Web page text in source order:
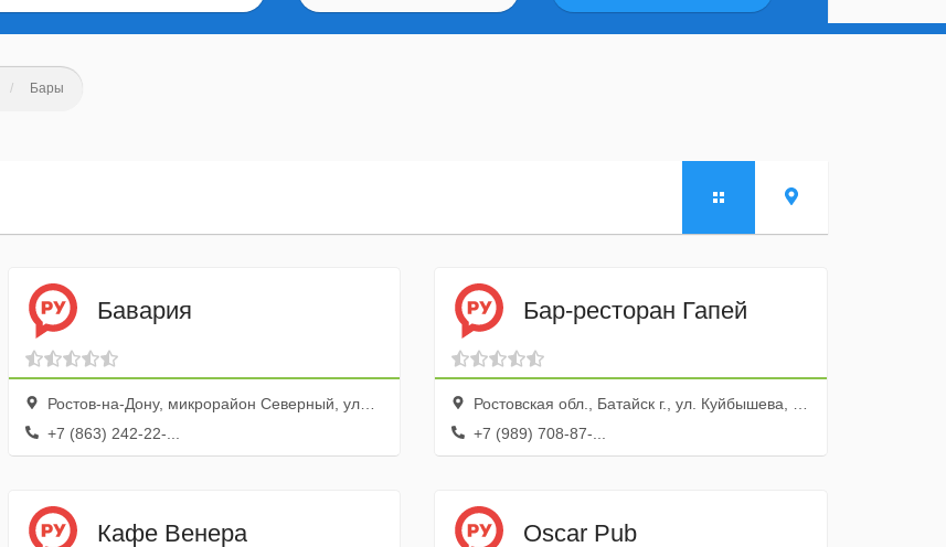
Бары
Бавария
Ростов-на-Дону, микрорайон Северный, улица Добровольского, 30/2
+7 (863) 242-22-...
Бар-ресторан Гапей
Ростовская обл., Батайск г., ул. Куйбышева, 134
+7 (989) 708-87-...
Кафе Венера Oscar Pub